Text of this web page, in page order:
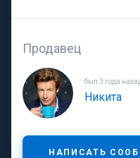
Продавец
был 3 года
Никита
НАПИСАТЬ